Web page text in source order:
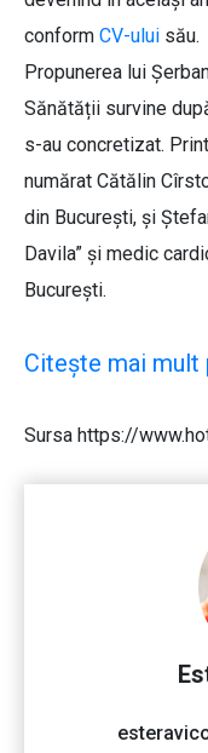
conform CV-ului său.
Propunerea lui
Sănătății survine
s-au concretizat.
numărat Cătălin
din București, și
Davila” și medic
București.
Citește mai mult
Sursa https://